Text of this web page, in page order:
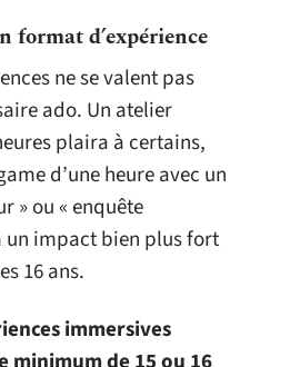
format d’expérience
ne se valent pas
ado. Un atelier
plaira à certains,
d’une heure avec un
» ou « enquête
un impact bien plus fort
16 ans.
immersives